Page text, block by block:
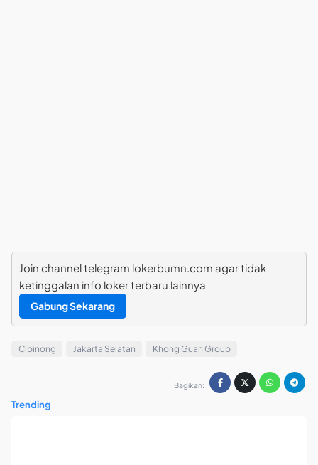
Join channel telegram lokerbumn.com agar tidak
ketinggalan info loker terbaru lainnya
Gabung Sekarang
Cibinong Jakarta Selatan Khong Guan Group
Bagikan:
Trending